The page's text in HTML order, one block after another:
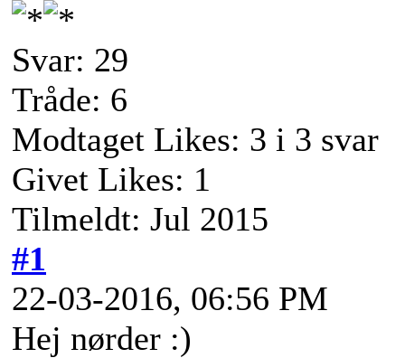
Svar: 29
Tråde: 6
Modtaget Likes: 3 i 3 svar
Givet Likes: 1
Tilmeldt: Jul 2015
#1
22-03-2016, 06:56 PM
Hej nørder :)